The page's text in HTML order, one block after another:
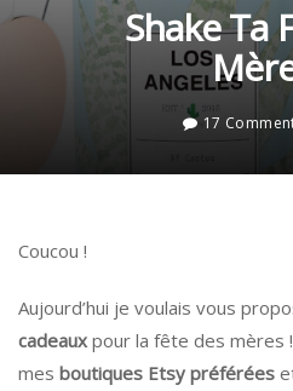
Shake Ta
17
Coucou !
Aujourd’hui je voulais vous
cadeaux pour la fête des mères
mes boutiques Etsy préférées